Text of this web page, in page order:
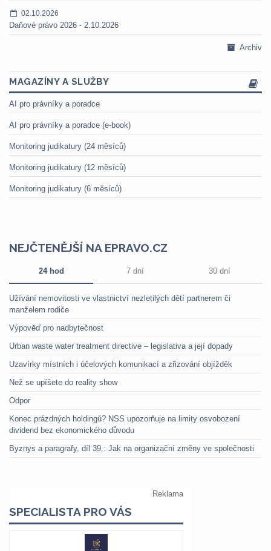
02.10.2026
Daňové právo 2026 - 2.10.2026
Archiv
MAGAZÍNY A SLUŽBY
AI pro právníky a poradce
AI pro právníky a poradce (e-book)
Monitoring judikatury (24 měsíců)
Monitoring judikatury (12 měsíců)
Monitoring judikatury (6 měsíců)
NEJČTENĚJŠÍ NA EPRAVO.CZ
24 hod 7 dní 30 dní
Užívání nemovitosti ve vlastnictví nezletilých dětí partnerem či
manželem rodiče
Výpověď pro nadbytečnost
Urban waste water treatment directive – legislativa a její dopady
Uzavírky místních i účelových komunikací a zřizování objížděk
Než se upíšete do reality show
Odpor
Konec prázdných holdingů? NSS upozorňuje na limity osvobození
dividend bez ekonomického důvodu
Byznys a paragrafy, díl 39.: Jak na organizační změny ve společnosti